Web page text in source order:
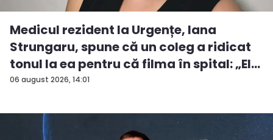
06 august 2026, 14:01
Medicul rezident la Urgențe, Iana
Strungaru, spune că un coleg a ridicat
tonul la ea pentru că filma în spital: „El
a...